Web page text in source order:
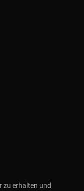
zu erhalten und